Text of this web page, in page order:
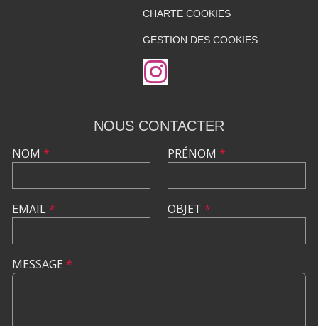
CHARTE COOKIES
GESTION DES COOKIES
NOUS CONTACTER
NOM *
EMAIL*
PRÉNOM *
OBJET *
MESSAGE *